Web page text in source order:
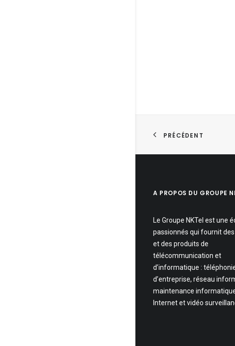
PRÉCÉDENT
A PROPOS DU GROUPE
Le Groupe NKTel est une
passionnés qui fournit
et des produits de
télécommunication et
d’informatique :
d’entreprise, réseau
maintenance
Internet et vidéo